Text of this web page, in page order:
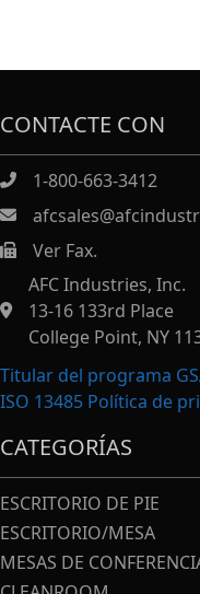
CONTACTE CON
1-800-663-3412
https://Ver Fax.
AFC Industries, Inc.
13-16 133rd Place
College Point, NY
Titular del programa
ISO 13485 Política de
CATEGORÍAS
ESCRITORIO DE PIE
ESCRITORIO/MESA
MESAS DE